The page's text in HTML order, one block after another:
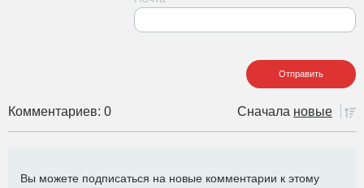
Комментариев: 0 Сначала новые
Вы можете подписаться на новые комментарии к этому